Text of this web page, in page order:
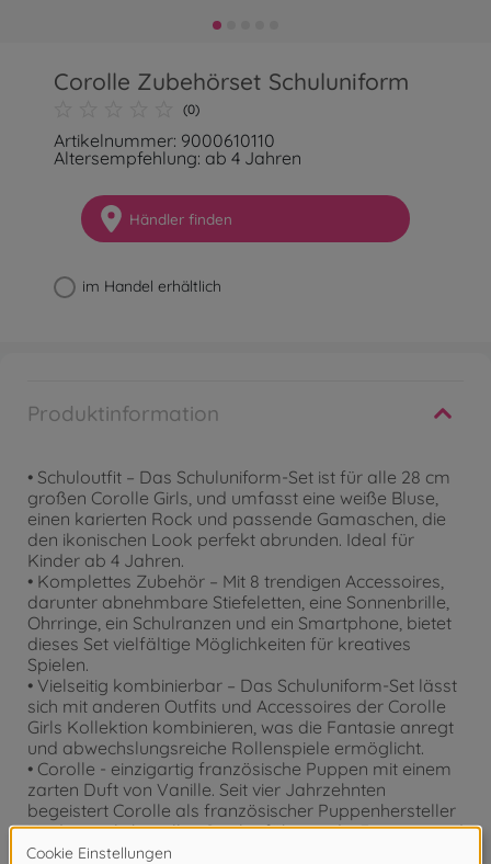
Corolle Zubehörset Schuluniform
(0)
Artikelnummer: 9000610110
Altersempfehlung: ab 4 Jahren
Händler finden
im Handel erhältlich
Produktinformation
• Schuloutfit – Das Schuluniform-Set ist für alle 28 cm
großen Corolle Girls, und umfasst eine weiße Bluse,
einen karierten Rock und passende Gamaschen, die
den ikonischen Look perfekt abrunden. Ideal für
Kinder ab 4 Jahren.
• Komplettes Zubehör – Mit 8 trendigen Accessoires,
darunter abnehmbare Stiefeletten, eine Sonnenbrille,
Ohrringe, ein Schulranzen und ein Smartphone, bietet
dieses Set vielfältige Möglichkeiten für kreatives
Spielen.
• Vielseitig kombinierbar – Das Schuluniform-Set lässt
sich mit anderen Outfits und Accessoires der Corolle
Girls Kollektion kombinieren, was die Fantasie anregt
und abwechslungsreiche Rollenspiele ermöglicht.
• Corolle - einzigartig französische Puppen mit einem
zarten Duft von Vanille. Seit vier Jahrzehnten
begeistert Corolle als französischer Puppenhersteller
Kinder mit liebevollen Spielgefährten, die Fantasie und
den französischen Stil in sich vereinen.